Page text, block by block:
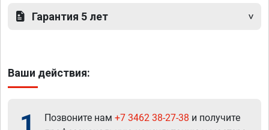
Гарантия 5 лет
Ваши действия:
Позвоните нам +7 3462 38-27-38 и получите